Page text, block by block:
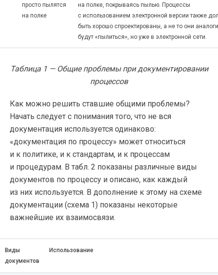
просто пылятся
на полке
на полке, покрываясь пылью. Процессы
с использованием электронной версии также
быть хорошо спроектированы, а не то они
будут «пылиться», но уже в электронной сети.
Таблица 1 — Общие проблемы при документировании
процессов
Как можно решить ставшие общими проблемы?
Начать следует с понимания того, что не вся
документация используется одинаково:
«документация по процессу» может относиться
и к политике, и к стандартам, и к процессам
и процедурам. В табл. 2 показаны различные виды
документов по процессу и описано, как каждый
из них используется. В дополнение к этому на схеме
документации (схема 1) показаны некоторые
важнейшие их взаимосвязи.
Виды
документов
Использование